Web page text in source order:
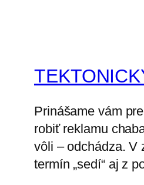
Prinášame vám
robiť reklamu
vôli – odchádza. V
termín „sedí“ aj z